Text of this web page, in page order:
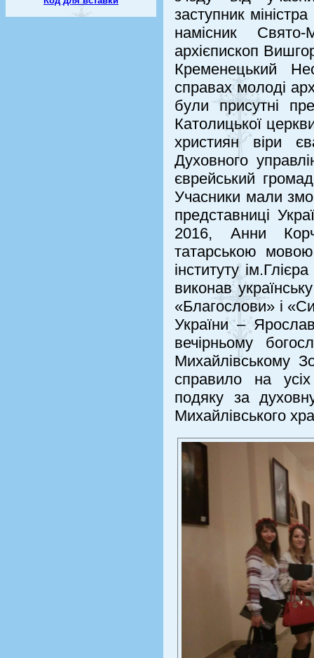
заступник
намісник Свято-
архієпископ
Кременецький
справах молоді
були присутні
Католицької
християн віри
Духовного
єврейський
Учасники мали
представниці
2016, Анни
татарською
інституту
виконав
«Благослови» і
України –
вечірньому
Михайлівському
справило на
подяку за
Михайлівського